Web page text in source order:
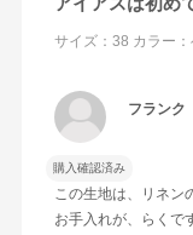
サイズ：38 カラー
フランク
購入確認済み
この生地は、リネン
お手入れが、らくで